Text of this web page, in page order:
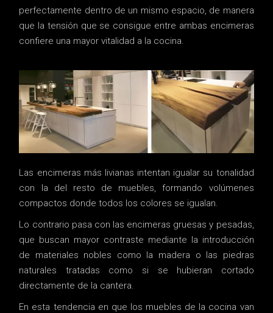
perfectamente dentro de un mismo espacio, de manera
que la tensión que se consigue entre ambas encimeras
confiere una mayor vitalidad a la cocina.
Las encimeras más livianas intentan igualar su tonalidad
con la del resto de muebles, formando volúmenes
compactos donde todos los colores se igualan.
Lo contrario pasa con las encimeras gruesas y pesadas,
que buscan mayor contraste mediante la introducción
de materiales nobles como la madera o las piedras
naturales tratadas como si se hubieran cortado
directamente de la cantera.
En esta tendencia en que los muebles de la cocina van